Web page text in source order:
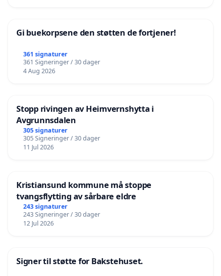
Gi buekorpsene den støtten de fortjener!
361 signaturer
361 Signeringer / 30 dager
4 Aug 2026
Stopp rivingen av Heimvernshytta i
Avgrunnsdalen
305 signaturer
305 Signeringer / 30 dager
11 Jul 2026
Kristiansund kommune må stoppe
tvangsflytting av sårbare eldre
243 signaturer
243 Signeringer / 30 dager
12 Jul 2026
Signer til støtte for Bakstehuset.